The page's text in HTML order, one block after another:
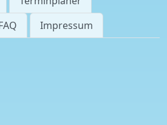
Impressum